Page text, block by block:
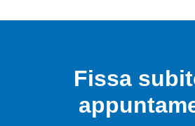
Fissa